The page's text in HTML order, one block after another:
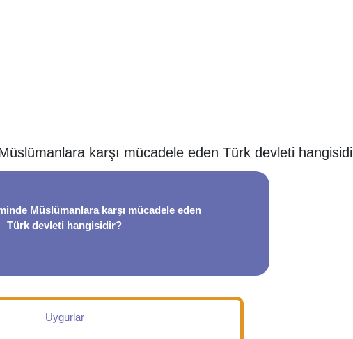
karşı mücadele eden Türk devleti
Müslümanlara karşı mücadele eden
Türk devleti hangisidir?
Uygurlar